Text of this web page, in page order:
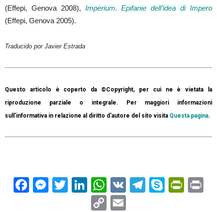
(Effepi, Genova 2008), Imperium. Epifanie dell’idea di Impero
(Effepi, Genova 2005).
Traducido por Javier Estrada
Questo articolo è coperto da ©Copyright, per cui ne è vietata la
riproduzione parziale o integrale. Per maggiori informazioni
sull'informativa in relazione al diritto d'autore del sito visita Questa pagina.
Facebook
Messenger
TwitterLinkedIn
WhatsApp
VK Telegram
Skype
Copy